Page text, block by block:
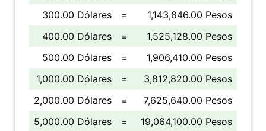
300.00 Dólares
=
1,143,846.00 Pesos
400.00 Dólares
=
1,525,128.00 Pesos
500.00 Dólares
=
1,906,410.00 Pesos
1,000.00 Dólares
=
3,812,820.00 Pesos
2,000.00 Dólares
=
7,625,640.00 Pesos
5,000.00 Dólares
= 19,064,100.00 Pesos